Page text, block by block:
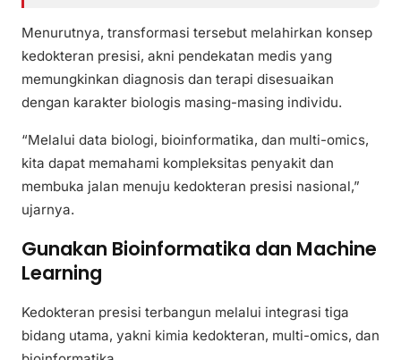
Menurutnya, transformasi tersebut melahirkan konsep
kedokteran presisi, akni pendekatan medis yang
memungkinkan diagnosis dan terapi disesuaikan
dengan karakter biologis masing-masing individu.
“Melalui data biologi, bioinformatika, dan multi-omics,
kita dapat memahami kompleksitas penyakit dan
membuka jalan menuju kedokteran presisi nasional,”
ujarnya.
Gunakan Bioinformatika dan Machine
Learning
Kedokteran presisi terbangun melalui integrasi tiga
bidang utama, yakni kimia kedokteran, multi-omics, dan